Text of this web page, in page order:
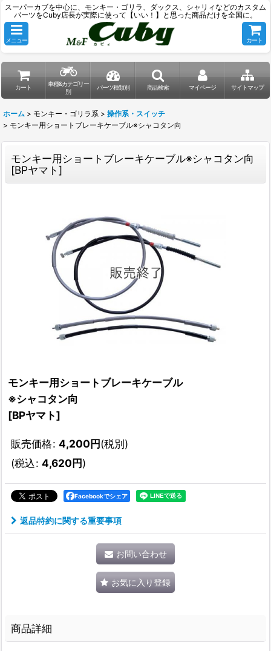
スーパーカブを中心に、モンキー・ゴリラ、ダックス、シャリィなどのカスタム
パーツをCuby店長が実際に使って【いい！】と思った商品だけを全国に。
メニュー カート
カート
車種&カテゴリー
別
パーツ種類別 商品検索 マイページ サイトマップ
ホーム > モンキー・ゴリラ系 > 操作系・スイッチ
> モンキー用ショートブレーキケーブル※シャコタン向
モンキー用ショートブレーキケーブル※シャコタン向
[BPヤマト]
モンキー用ショートブレーキケーブル
※シャコタン向
[BPヤマト]
販売価格: 4,200円(税別)
(税込: 4,620円)
Facebookでシェア
返品特約に関する重要事項
お問い合わせ
お気に入り登録
商品詳細